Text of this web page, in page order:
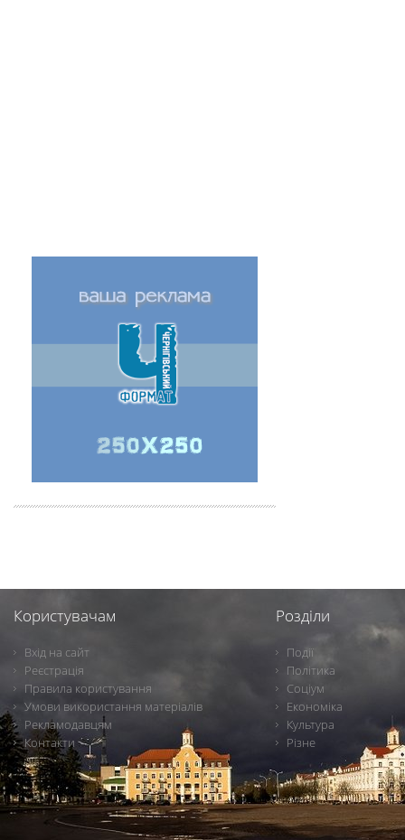
Користувачам
Вхід на сайт
Реєстрація
Правила користування
Умови використання матеріалів
Рекламодавцям
Контакти
Розділи
Події
Політика
Соціум
Економіка
Культура
Різне